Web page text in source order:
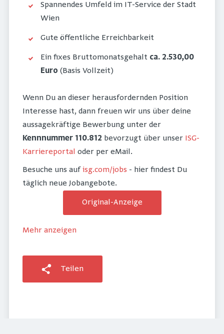
Spannendes Umfeld im IT-Service der Stadt
Wien
Gute öffentliche Erreichbarkeit
Ein fixes Bruttomonatsgehalt ca. 2.530,00
Euro (Basis Vollzeit)
Wenn Du an dieser herausfordernden Position
Interesse hast, dann freuen wir uns über deine
aussagekräftige Bewerbung unter der
Kennnummer 110.812 bevorzugt über unser ISG-
Karriereportal oder per eMail.
Besuche uns aufisg.com/jobs - hier findest Du
täglich neue Jobangebote.
Original-Anzeige
Mehr anzeigen
Teilen